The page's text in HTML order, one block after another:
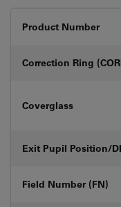
Product Number
Correction Ring
Coverglass
Exit Pupil Position/
Field Number (FN)